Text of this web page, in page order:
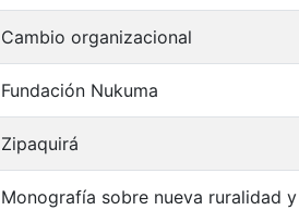
Cambio organizacional
Fundación Nukuma
Zipaquirá
Monografía sobre nueva ruralidad